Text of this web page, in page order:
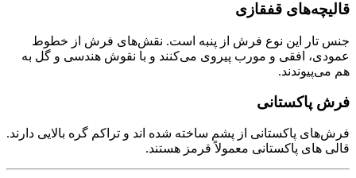
قالیچه‌های قفقازی
جنس تار این نوع فرش از پنبه است. نقش‌های فرش از خطوط
عمودی، افقی و مورب پیروی می‌کنند و با نقوش هندسی و گل به
هم می‌پیوندند.
فرش پاکستانی
فرش‌های پاکستانی از پشم ساخته شده اند و تراکم گره بالایی دارند.
قالی های پاکستانی معمولاً قرمز هستند.